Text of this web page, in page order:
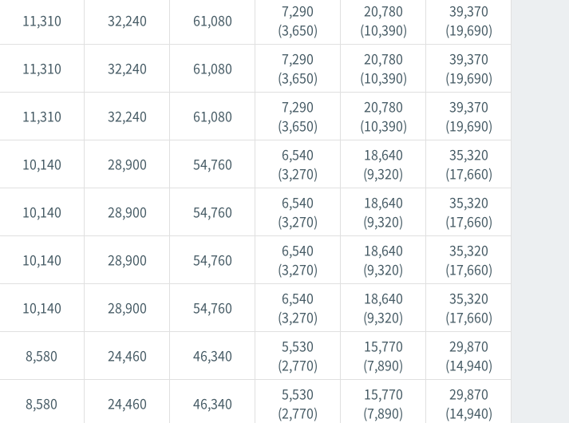
11,310 32,240 61,080
7,290
(3,650)
20,780
(10,390)
39,370
(19,690)
11,310 32,240 61,080
7,290
(3,650)
20,780
(10,390)
39,370
(19,690)
11,310 32,240 61,080
7,290
(3,650)
20,780
(10,390)
39,370
(19,690)
10,140 28,900 54,760
6,540
(3,270)
18,640
(9,320)
35,320
(17,660)
10,140 28,900 54,760
6,540
(3,270)
18,640
(9,320)
35,320
(17,660)
10,140 28,900 54,760
6,540
(3,270)
18,640
(9,320)
35,320
(17,660)
10,140 28,900 54,760
6,540
(3,270)
18,640
(9,320)
35,320
(17,660)
8,580 24,460 46,340
5,530
(2,770)
15,770
(7,890)
29,870
(14,940)
8,580 24,460 46,340
5,530
(2,770)
15,770
(7,890)
29,870
(14,940)